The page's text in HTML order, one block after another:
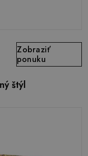
Zobraziť
ponuku
štýl